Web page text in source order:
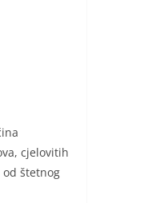
cjelovitih
štetnog